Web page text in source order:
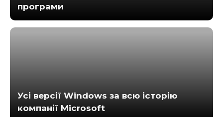
програми
Усі версії Windows за всю історію
компанії Microsoft